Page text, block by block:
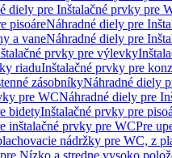
diely pre Inštalačné prvky pre
pisoáreNáhradné diely pre
a vaneNáhradné diely pre
prvky pre výlevky
riaduInštalačné prvky pre
zásobníkyNáhradné diely
pre WCNáhradné diely pre
bidetyInštalačné prvky pre
inštalačné prvky pre WCPre
nádržky pre WC, z
Nízko a stredne vysoko